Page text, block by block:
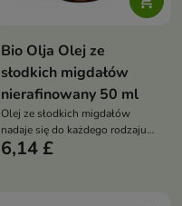
Bio Olja Olej ze
słodkich migdałów
nierafinowany 50 ml
Olej ze słodkich migdałów
nadaje się do każdego rodzaju
cery
6,14 £